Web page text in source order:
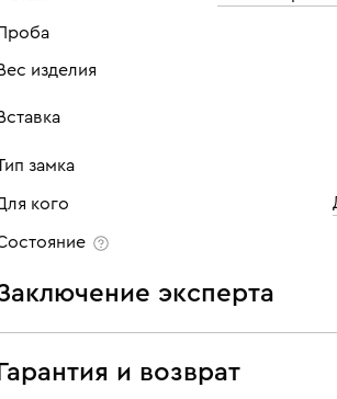
изделия
Бриллиант
Огранка
замка
кого
эксперта
украшения проходят экспертизу
характеристикам
бриллиантов (вес, проба, драгоценный
Гарантия и возврат